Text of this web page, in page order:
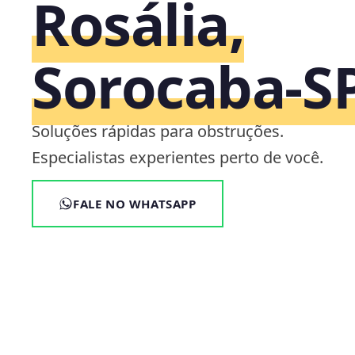
Rosália,
Soluções rápidas para obstruções.
Especialistas experientes perto de você.
FALE NO WHATSAPP